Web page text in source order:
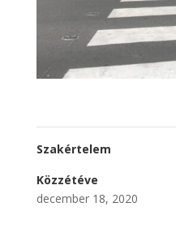
Szakértelem
Közzétéve
december 18, 2020